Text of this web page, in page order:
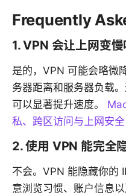
Frequently
1. VPN 会让上网变慢
是的，VPN 可能会略微
务器距离和服务器负载
可以显著提升速度。
私、跨区访问与上网安全
2. 使用 VPN 能完全
不会。VPN 能隐藏你的
意浏览习惯、账户信息